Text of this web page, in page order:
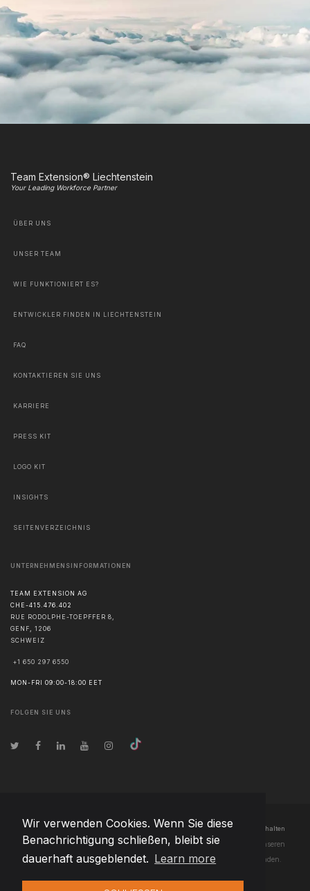
Wir verwenden Cookies. Wenn Sie diese
Benachrichtigung schließen, bleibt sie
dauerhaft ausgeblendet. Learn more
Team Extension® Liechtenstein
Your Leading Workforce Partner
ÜBER UNS
UNSER TEAM
WIE FUNKTIONIERT ES?
ENTWICKLER FINDEN IN LIECHTENSTEIN
FAQ
KONTAKTIEREN SIE UNS
KARRIERE
PRESS KIT
LOGO KIT
INSIGHTS
SEITENVERZEICHNIS
UNTERNEHMENSINFORMATIONEN
TEAM EXTENSION AG
CHE-415.476.402
RUE RODOLPHE-TOEPFFER 8,
GENF, 1206
SCHWEIZ
+1 650 297 6550
MON-FRI 09:00-18:00 EET
FOLGEN SIE UNS
© Urheberrecht2026 Team Extension AG Liechtenstein - Alle Rechte vorbehalten
Changelog● Durch die Nutzung dieser Website erklären Sie sich mit unseren
Nutzungsbedingungen und unserer Datenschutzerklärung einverstanden.